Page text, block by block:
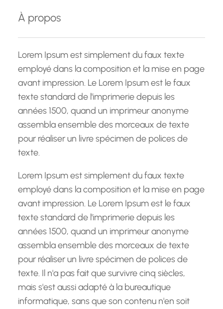
r
c
h
À propos
Lorem Ipsum est simplement du faux texte
employé dans la composition et la mise en page
avant impression. Le Lorem Ipsum est le faux
texte standard de l'imprimerie depuis les
années 1500, quand un imprimeur anonyme
assembla ensemble des morceaux de texte
pour réaliser un livre spécimen de polices de
texte.
Lorem Ipsum est simplement du faux texte
employé dans la composition et la mise en page
avant impression. Le Lorem Ipsum est le faux
texte standard de l'imprimerie depuis les
années 1500, quand un imprimeur anonyme
assembla ensemble des morceaux de texte
pour réaliser un livre spécimen de polices de
texte. Il n'a pas fait que survivre cinq siècles,
mais s'est aussi adapté à la bureautique
informatique, sans que son contenu n'en soit